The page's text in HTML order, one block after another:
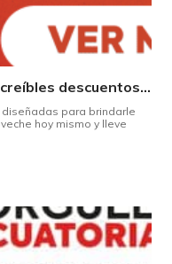
¡Prepárese para un mes de increíbles descuentos en Supermaxi!
para brindarle
hoy mismo y lleve